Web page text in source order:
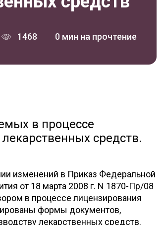
1468 0 мин на прочтение
в процессе
средств.
изменений в Приказ Федеральной
от 18 марта 2008 г. N 1870-Пр/08
в процессе лицензирования
формы документов,
лекарственных средств.